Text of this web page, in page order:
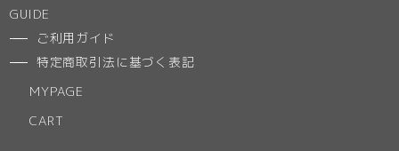
GUIDE
ご利用ガイド
特定商取引法に基づく表記
MYPAGE
CART